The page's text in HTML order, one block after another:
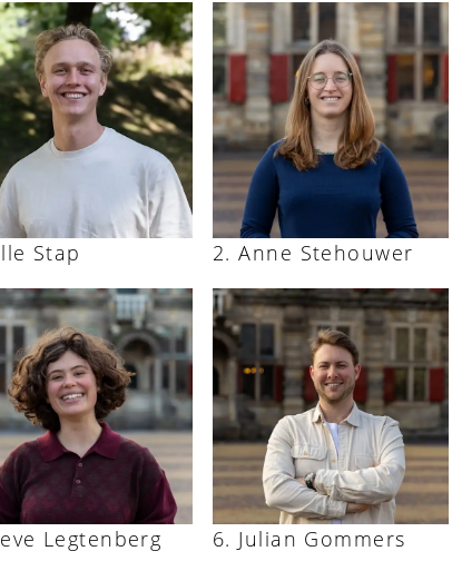
Stap Anne Stehouwer
Legtenberg Julian Gommers